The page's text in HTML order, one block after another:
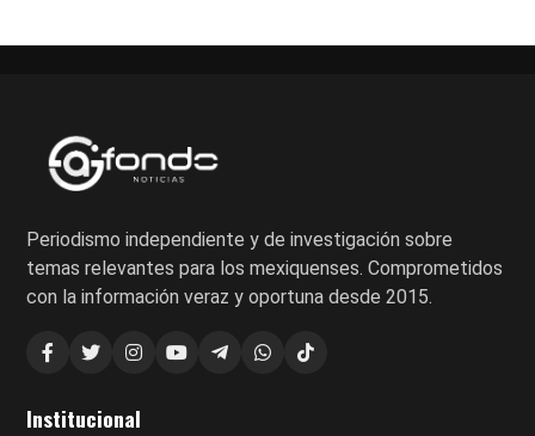
Periodismo independiente y de investigación sobre
temas relevantes para los mexiquenses. Comprometidos
con la información veraz y oportuna desde 2015.
Institucional